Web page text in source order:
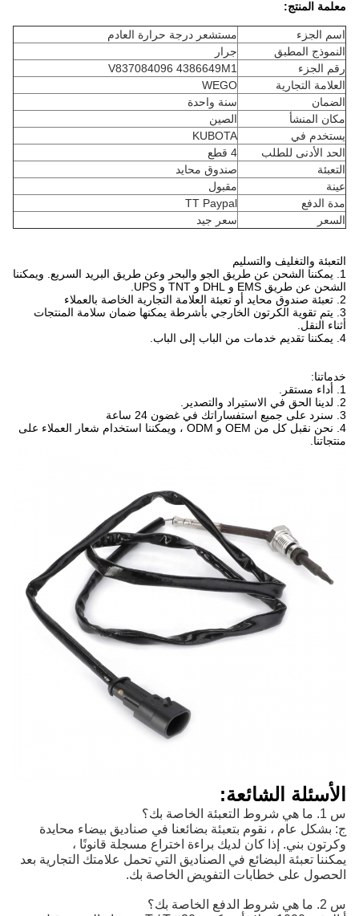
معلمة المنتج:
اسم الجزء
مستشعر درجة حرارة العادم
النموذج المطبق
جرار
رقم الجزء
V837084096 4386649M1
العلامة التجارية
WEGO
الضمان
سنة واحدة
مكان المنشأ
الصين
يستخدم في
KUBOTA
الحد الأدنى للطلب
4 قطع
التعبئة
صندوق محايد
عينة
مقبول
مدة الدفع
TT Paypal
السعر
سعر جيد
التعبئة والتغليف والتسليم
1. يمكننا الشحن عن طريق الجو والبحر وعن طريق البريد السريع. ويمكننا
الشحن عن طريق EMS و DHL و TNT و UPS.
2. تعبئة صندوق محايد أو تعبئة العلامة التجارية الخاصة بالعملاء
3. يتم تقوية الكرتون الخارجي بأشرطة يمكنها ضمان سلامة المنتجات
أثناء النقل.
4. يمكننا تقديم خدمات من الباب إلى الباب.
خدماتنا:
1. أداء مستقر.
2. لدينا الحق في الاستيراد والتصدير.
3. سنرد على جميع استفساراتك في غضون 24 ساعة
4. نحن نقبل كل من OEM و ODM ، ويمكننا استخدام شعار العملاء على
منتجاتنا.
الأسئلة الشائعة:
س 1. ما هي شروط التعبئة الخاصة بك؟
ج: بشكل عام ، نقوم بتعبئة بضائعنا في صناديق بيضاء محايدة
وكرتون بني. إذا كان لديك براءة اختراع مسجلة قانونًا ،
يمكننا تعبئة البضائع في الصناديق التي تحمل علامتك التجارية بعد
الحصول على خطابات التفويض الخاصة بك.
س 2. ما هي شروط الدفع الخاصة بك؟